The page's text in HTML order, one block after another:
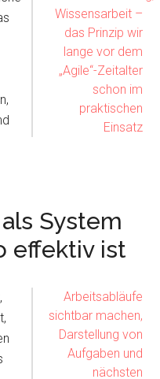
Wissensarbeit –
das Prinzip wir
lange vor dem
„Agile“-Zeitalter
schon im
praktischen
Einsatz
System
effektiv ist
Arbeitsabläufe
sichtbar machen,
Darstellung von
Aufgaben und
nächsten